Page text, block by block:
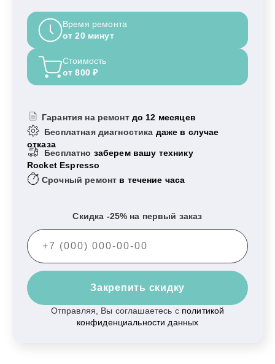
Время ремонта
от 20 минут
Стоимость
от 800 ₽
Гарантия на ремонт до 12 месяцев
Бесплатная диагностика даже в случае
отказа
Бесплатно заберем вашу технику
Rocket Espresso
Срочный ремонт в течение часа
Скидка -25% на первый заказ
Закрепить скидку
Отправляя, Вы соглашаетесь с политикой
конфиденциальности данных